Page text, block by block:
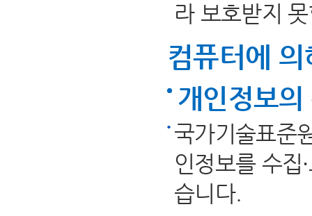
라 보호받지
컴퓨터에
개인정보
국가기술표준
인정보를 수집
습니다.